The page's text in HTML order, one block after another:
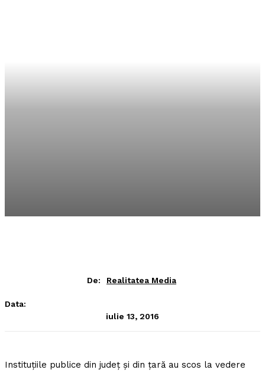
De: Realitatea Media
Data:
iulie 13, 2016
Instituţiile publice din judeţ şi din ţară au scos la vedere